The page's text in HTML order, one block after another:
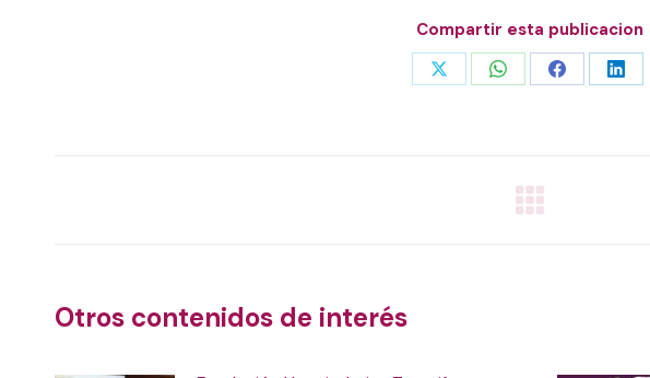
Compartir esta publicacion
Share Share Share Share
Otros contenidos de interés